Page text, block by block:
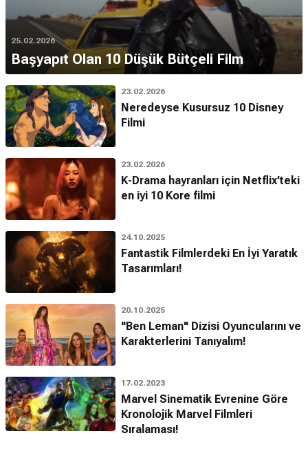
25.02.2026
Başyapıt Olan 10 Düşük Bütçeli Film
23.02.2026
Neredeyse Kusursuz 10 Disney
Filmi
23.02.2026
K-Drama hayranları için Netflix’teki
en iyi 10 Kore filmi
24.10.2025
Fantastik Filmlerdeki En İyi Yaratık
Tasarımları!
20.10.2025
"Ben Leman" Dizisi Oyuncularını ve
Karakterlerini Tanıyalım!
17.02.2023
Marvel Sinematik Evrenine Göre
Kronolojik Marvel Filmleri
Sıralaması!